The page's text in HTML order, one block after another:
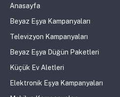
Anasayfa
Beyaz Eşya Kampanyaları
Televizyon Kampanyaları
Beyaz Eşya Düğün Paketleri
Küçük Ev Aletleri
Elektronik Eşya Kampanyaları